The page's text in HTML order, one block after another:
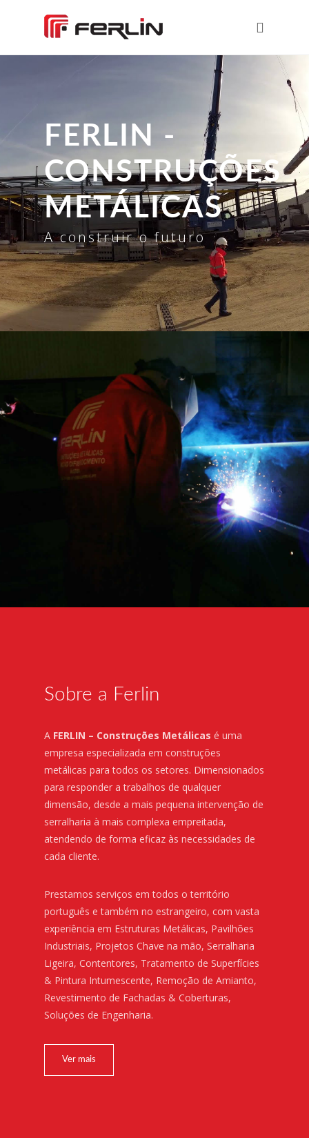
FERLIN -
CONSTRUÇÕES
METÁLICAS
A construir o futuro
Sobre a Ferlin
A FERLIN – Construções Metálicas é uma
empresa especializada em construções
metálicas para todos os setores. Dimensionados
para responder a trabalhos de qualquer
dimensão, desde a mais pequena intervenção de
serralharia à mais complexa empreitada,
atendendo de forma eficaz às necessidades de
cada cliente.
Prestamos serviços em todos o território
português e também no estrangeiro, com vasta
experiência em Estruturas Metálicas, Pavilhões
Industriais, Projetos Chave na mão, Serralharia
Ligeira, Contentores, Tratamento de Superfícies
& Pintura Intumescente, Remoção de Amianto,
Revestimento de Fachadas & Coberturas,
Soluções de Engenharia.
Ver mais